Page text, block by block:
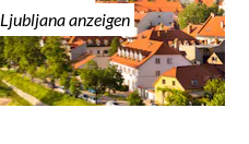
anzeigen